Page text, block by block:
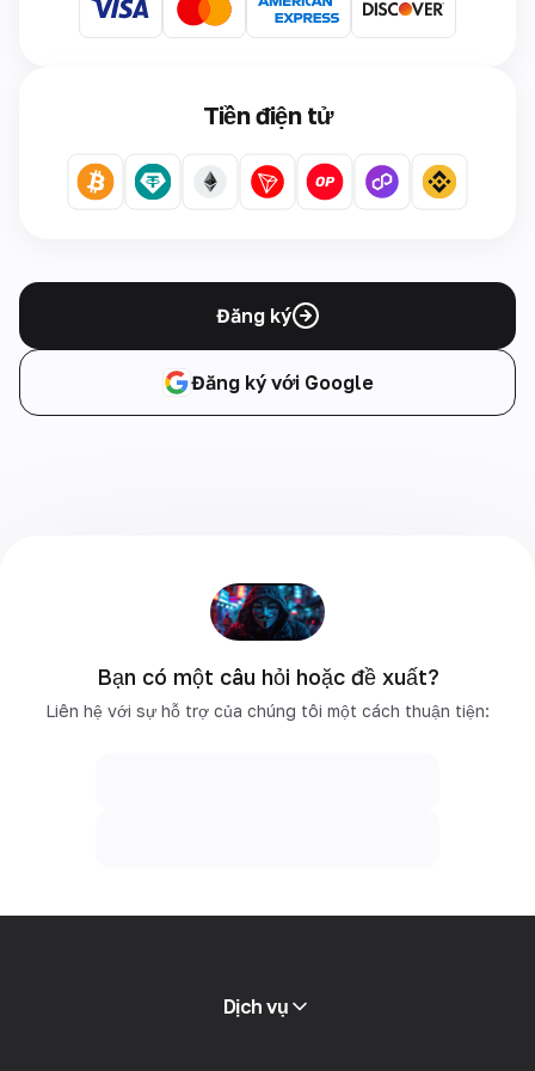
Tiền điện tử
Đăng ký
Đăng ký với Google
Bạn có một câu hỏi hoặc đề xuất?
Liên hệ với sự hỗ trợ của chúng tôi một cách thuận tiện:
Dịch vụ